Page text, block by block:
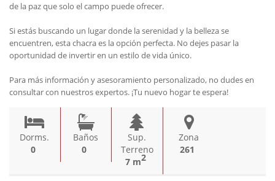
de la paz que solo el campo puede ofrecer.
Si estás buscando un lugar donde la serenidad y la belleza se
encuentren, esta chacra es la opción perfecta. No dejes pasar la
oportunidad de invertir en un estilo de vida único.
Para más información y asesoramiento personalizado, no dudes en
consultar con nuestros expertos. ¡Tu nuevo hogar te espera!
Dorms.
0
Baños
0
Sup.
Terreno
7 m2
Zona
261